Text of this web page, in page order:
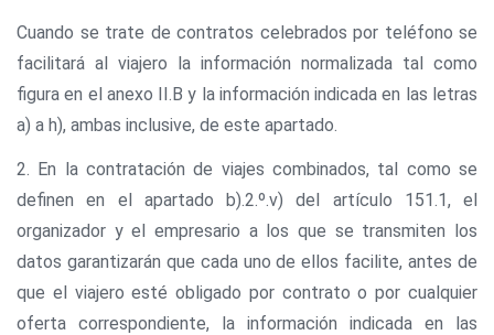
Cuando se trate de contratos celebrados por teléfono se
facilitará al viajero la información normalizada tal como
figura en el anexo II.B y la información indicada en las letras
a) a h), ambas inclusive, de este apartado.
2. En la contratación de viajes combinados, tal como se
definen en el apartado b).2.º.v) del artículo 151.1, el
organizador y el empresario a los que se transmiten los
datos garantizarán que cada uno de ellos facilite, antes de
que el viajero esté obligado por contrato o por cualquier
oferta correspondiente, la información indicada en las